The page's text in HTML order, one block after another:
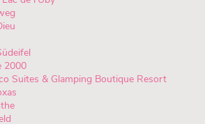
2000
Suites & Glamping Boutique Resort